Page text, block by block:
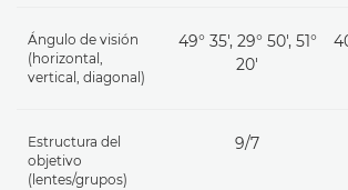
Ángulo de visión
(horizontal,
vertical, diagonal)
49° 35', 29° 50', 51°
20'
Estructura del
objetivo
(lentes/grupos)
9/7